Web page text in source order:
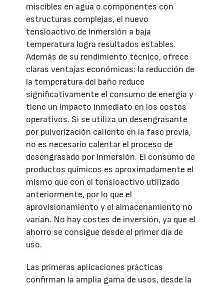
miscibles en agua o componentes con
estructuras complejas, el nuevo
tensioactivo de inmersión a baja
temperatura logra resultados estables.
Además de su rendimiento técnico, ofrece
claras ventajas económicas: la reducción de
la temperatura del baño reduce
significativamente el consumo de energía y
tiene un impacto inmediato en los costes
operativos. Si se utiliza un desengrasante
por pulverización caliente en la fase previa,
no es necesario calentar el proceso de
desengrasado por inmersión. El consumo de
productos químicos es aproximadamente el
mismo que con el tensioactivo utilizado
anteriormente, por lo que el
aprovisionamiento y el almacenamiento no
varían. No hay costes de inversión, ya que el
ahorro se consigue desde el primer día de
uso.
Las primeras aplicaciones prácticas
confirman la amplia gama de usos, desde la